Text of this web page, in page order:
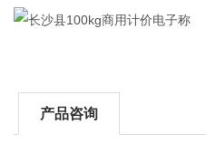
产品咨询